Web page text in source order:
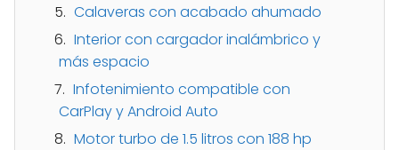
Calaveras con acabado ahumado
Interior con cargador inalámbrico y
más espacio
Infotenimiento compatible con
CarPlay y Android Auto
Motor turbo de 1.5 litros con 188 hp